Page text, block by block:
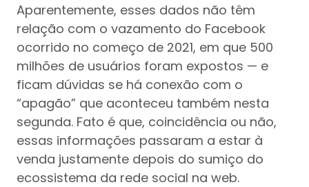
Aparentemente, esses dados não têm
relação com o vazamento do Facebook
ocorrido no começo de 2021, em que 500
milhões de usuários foram expostos — e
ficam dúvidas se há conexão com o
“apagão” que aconteceu também nesta
segunda. Fato é que, coincidência ou não,
essas informações passaram a estar à
venda justamente depois do sumiço do
ecossistema da rede social na web.